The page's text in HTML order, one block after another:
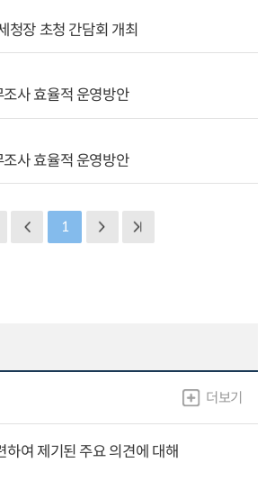
청장 초청 간담회 개최
사 효율적 운영방안
사 효율적 운영방안
1
더보기
하여 제기된 주요 의견에 대해